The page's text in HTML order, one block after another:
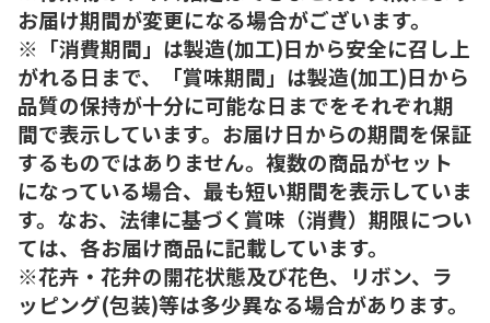
お届け期間が変更になる場合がございます。
※「消費期間」は製造(加工)日から安全に召し上
がれる日まで、「賞味期間」は製造(加工)日から
品質の保持が十分に可能な日までをそれぞれ期
間で表示しています。お届け日からの期間を保証
するものではありません。複数の商品がセット
になっている場合、最も短い期間を表示していま
す。なお、法律に基づく賞味（消費）期限につい
ては、各お届け商品に記載しています。
※花卉・花弁の開花状態及び花色、リボン、ラ
ッピング(包装)等は多少異なる場合があります。